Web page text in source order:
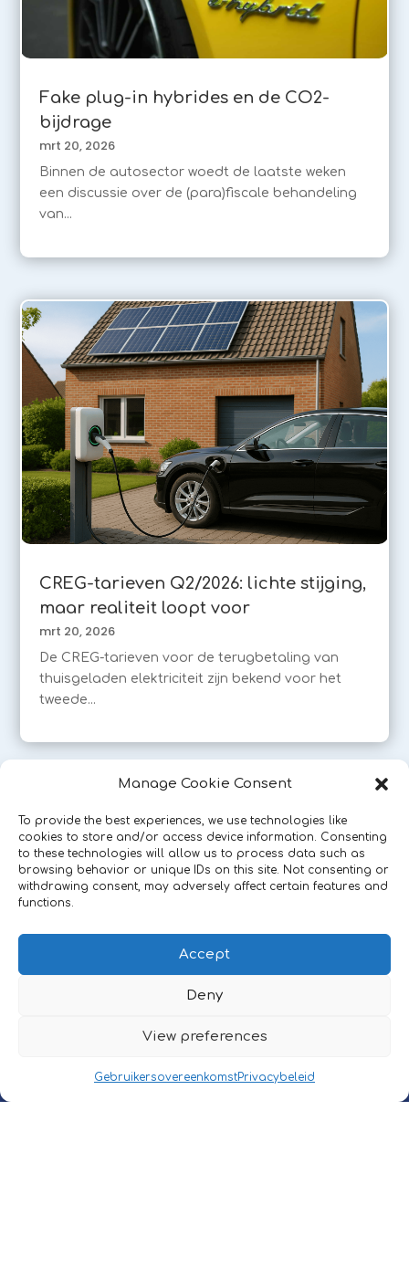
Manage Cookie Consent
To provide the best experiences, we use technologies like
cookies to store and/or access device information. Consenting
to these technologies will allow us to process data such as
browsing behavior or unique IDs on this site. Not consenting or
withdrawing consent, may adversely affect certain features and
functions.
Accept
Deny
View preferences
GebruikersovereenkomstPrivacybeleid
Fake plug-in hybrides en de CO2-
bijdrage
mrt 20, 2026
Binnen de autosector woedt de laatste weken
een discussie over de (para)fiscale behandeling
van...
CREG-tarieven Q2/2026: lichte stijging,
maar realiteit loopt voor
mrt 20, 2026
De CREG-tarieven voor de terugbetaling van
thuisgeladen elektriciteit zijn bekend voor het
tweede...
« Vorige Pagina